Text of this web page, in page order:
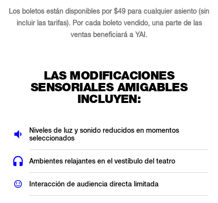
Los boletos están disponibles por $49 para cualquier asiento (sin
incluir las tarifas). Por cada boleto vendido, una parte de las
ventas beneficiará a YAI.
LAS MODIFICACIONES
SENSORIALES AMIGABLES
INCLUYEN:
Niveles de luz y sonido reducidos en momentos
seleccionados
Ambientes relajantes en el vestíbulo del teatro
Interacción de audiencia directa limitada